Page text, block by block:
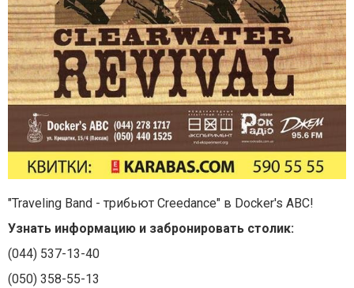
"Traveling Band - трибьют Creedance" в Docker's ABC!
Узнать информацию и забронировать столик:
(044) 537-13-40
(050) 358-55-13